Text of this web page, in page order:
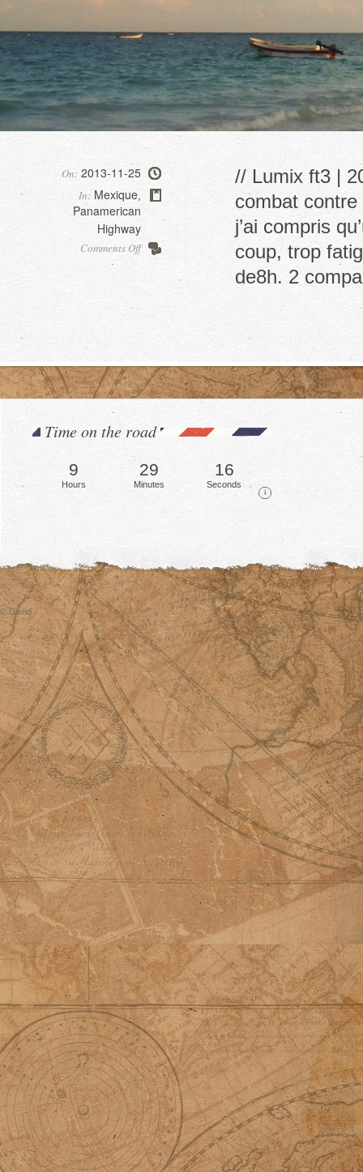
On: 2013-11-25
In: Mexique
Panamerican
Highway
Comments Offon
// Lumix ft3 |
combat contre
j’ai compris
coup, trop
de8h. 2
Time on the road
9
Hours
29
Minutes
19
Seconds
i
© David